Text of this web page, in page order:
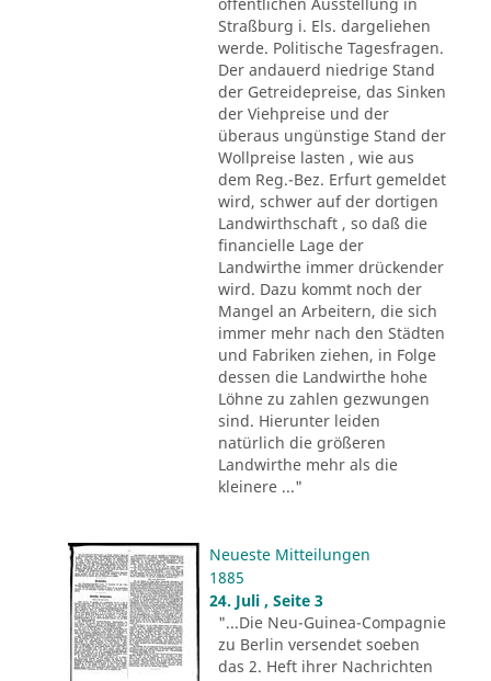
Straßburg i. Els. dargeliehen
werde. Politische Tagesfragen.
Der andauerd niedrige Stand
der Getreidepreise, das Sinken
der Viehpreise und der
überaus ungünstige Stand der
Wollpreise lasten , wie aus
dem Reg.-Bez. Erfurt gemeldet
wird, schwer auf der dortigen
Landwirthschaft , so daß die
financielle Lage der
Landwirthe immer drückender
wird. Dazu kommt noch der
Mangel an Arbeitern, die sich
immer mehr nach den Städten
und Fabriken ziehen, in Folge
dessen die Landwirthe hohe
Löhne zu zahlen gezwungen
sind. Hierunter leiden
natürlich die größeren
Landwirthe mehr als die
kleinere ..."
Neueste Mitteilungen
1885
24. Juli , Seite 3
"...Die Neu-Guinea-Compagnie
zu Berlin versendet soeben
das 2. Heft ihrer Nachrichten